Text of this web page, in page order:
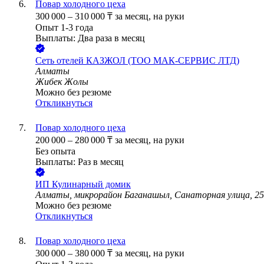
Повар холодного цеха
300 000 – 310 000 ₸ за месяц, на руки
Опыт 1-3 года
Выплаты: Два раза в месяц
Сеть отелей КАЗЖОЛ (ТОО МАК-СЕРВИС ЛТД)
Алматы
Жибек Жолы
Можно без резюме
Откликнуться
Повар холодного цеха
200 000 – 280 000 ₸ за месяц, на руки
Без опыта
Выплаты: Раз в месяц
ИП Кулинарный домик
Алматы, микрорайон Баганашыл, Санаторная улица,
Можно без резюме
Откликнуться
Повар холодного цеха
300 000 – 380 000 ₸ за месяц, на руки